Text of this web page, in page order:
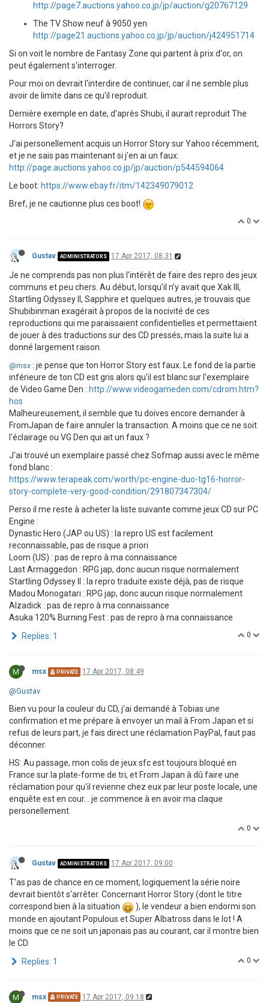
http://page7.auctions.yahoo.co.jp/jp/auction/g20767129
The TV Show neuf à 9050 yen
http://page21.auctions.yahoo.co.jp/jp/auction/j424951714
Si on voit le nombre de Fantasy Zone qui partent à prix d'or, on
peut également s'interroger.
Pour moi on devrait l'interdire de continuer, car il ne semble plus
avoir de limite dans ce qu'il reproduit.
Dernière exemple en date, d'après Shubi, il aurait reproduit The
Horrors Story?
J'ai personellement acquis un Horror Story sur Yahoo récemment,
et je ne sais pas maintenant si j'en ai un faux:
http://page.auctions.yahoo.co.jp/jp/auction/p544594064
Le boot: https://www.ebay.fr/itm/142349079012
Bref, je ne cautionne plus ces boot!
0
Gustav ADMINISTRATORS 17 Apr 2017, 08:31
Je ne comprends pas non plus l'intérêt de faire des repro des jeux
communs et peu chers. Au début, lorsqu'il n'y avait que Xak III,
Startling Odyssey II, Sapphire et quelques autres, je trouvais que
Shubibinman exagérait à propos de la nocivité de ces
reproductions qui me paraissaient confidentielles et permettaient
de jouer à des traductions sur des CD pressés, mais la suite lui a
donné largement raison.
@msx : je pense que ton Horror Story est faux. Le fond de la partie
inférieure de ton CD est gris alors qu'il est blanc sur l'exemplaire
de Video Game Den : http://www.videogameden.com/cdrom.htm?
hos
Malheureusement, il semble que tu doives encore demander à
FromJapan de faire annuler la transaction. A moins que ce ne soit
l'éclairage ou VG Den qui ait un faux ?
J'ai trouvé un exemplaire passé chez Sofmap aussi avec le même
fond blanc :
https://www.terapeak.com/worth/pc-engine-duo-tg16-horror-
story-complete-very-good-condition/291807347304/
Perso il me reste à acheter la liste suivante comme jeux CD sur PC
Engine :
Dynastic Hero (JAP ou US) : la repro US est facilement
reconnaissable, pas de risque a priori
Loom (US) : pas de repro à ma connaissance
Last Armaggedon : RPG jap, donc aucun risque normalement
Startling Odyssey II : la repro traduite existe déjà, pas de risque
Madou Monogatari : RPG jap, donc aucun risque normalement
Alzadick : pas de repro à ma connaissance
Asuka 120% Burning Fest : pas de repro à ma connaissance
0
Replies: 1
M msx PRIVATE 17 Apr 2017, 08:49
@Gustav
Bien vu pour la couleur du CD, j'ai demandé à Tobias une
confirmation et me prépare à envoyer un mail à From Japan et si
refus de leurs part, je fais direct une réclamation PayPal, faut pas
déconner.
HS: Au passage, mon colis de jeux sfc est toujours bloqué en
France sur la plate-forme de tri, et From Japan à dû faire une
réclamation pour qu'il revienne chez eux par leur poste locale, une
enquête est en cour... je commence à en avoir ma claque
personellement.
0
Gustav ADMINISTRATORS 17 Apr 2017, 09:00
T'as pas de chance en ce moment, logiquement la série noire
devrait bientôt s'arrêter. Concernant Horror Story (dont le titre
correspond bien à la situation
), le vendeur a bien endormi son
monde en ajoutant Populous et Super Albatross dans le lot ! A
moins que ce ne soit un japonais pas au courant, car il montre bien
le CD.
0
Replies: 1
M msx PRIVATE 17 Apr 2017, 09:18